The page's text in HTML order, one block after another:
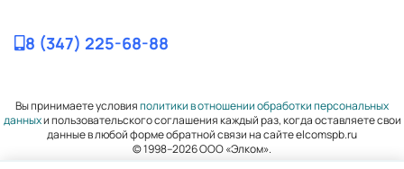
8 (347) 225-68-88
Вы принимаете условияполитики в отношении обработки персональных
данныхи пользовательского соглашения каждый раз, когда оставляете свои
данные в любой форме обратной связи на сайте elcomspb.ru
© 1998–2026 ООО «Элком».